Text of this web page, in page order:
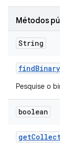
Métodos
String
findBinary
Pesquise o
boolean
get